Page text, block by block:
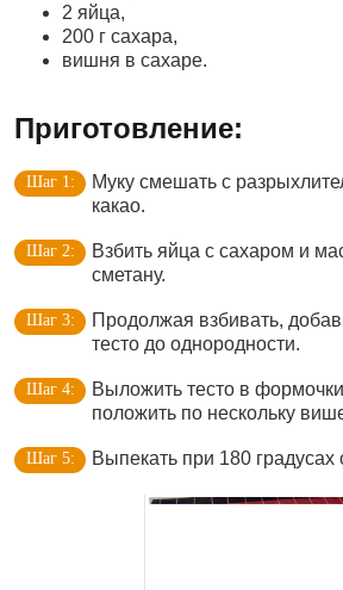
2 яйца,
200 г сахара,
вишня в сахаре.
Приготовление:
Муку смешать с
какао.
Взбить яйца с сахаром и
сметану.
Продолжая взбивать,
тесто до однородности.
Выложить тесто в
положить по нескольку
Выпекать при 180 градусах